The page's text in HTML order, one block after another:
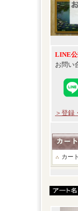
LINE公
お問い
＞登録
カー